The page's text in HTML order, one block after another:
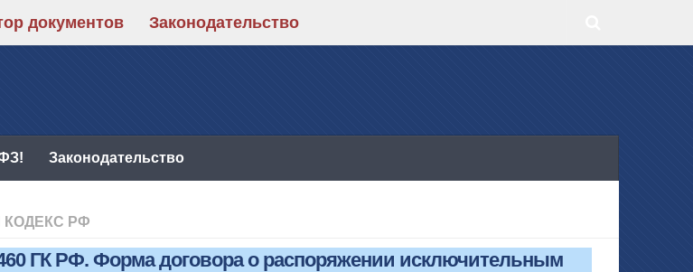
документов Законодательство
Законодательство
КОДЕКС РФ
ГК РФ. Форма договора о распоряжении исключительным